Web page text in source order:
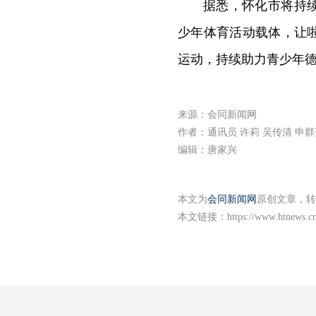
据悉，怀化市将持
少年体育活动载体，让
运动，持续助力青少年
来源：会同新闻网
作者：通讯员 许莉 吴传清 申
编辑：唐家兴
本文为会同新闻网 原创文章，
本文链接： https://